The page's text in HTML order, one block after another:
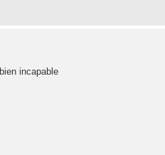
incapable